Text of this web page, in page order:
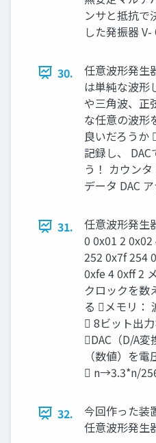
ンサと抵抗で
した発振器
30.
任意波形発生
は単純な波形
や三角波、正
な任意の波形
良いだろうか
記録し、
う！ カウン
データ DAC
31.
任意波形発生
0 0x01 2
252 0x7f
0xfe 4 0xff 2
クロックを数
る メモリ：
 8ビット出
DAC（D/A
（数値）を
 n→3.3*n/
32.
今回作った装
任意波形発生